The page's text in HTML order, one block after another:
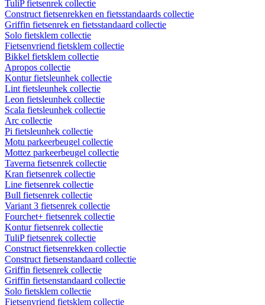
TuliP fietsenrek collectie
Construct fietsenrekken en fietsstandaards collectie
Griffin fietsenrek en fietsstandaard collectie
Solo fietsklem collectie
Fietsenvriend fietsklem collectie
Bikkel fietsklem collectie
Apropos collectie
Kontur fietsleunhek collectie
Lint fietsleunhek collectie
Leon fietsleunhek collectie
Scala fietsleunhek collectie
Arc collectie
Pi fietsleunhek collectie
Motu parkeerbeugel collectie
Mottez parkeerbeugel collectie
Taverna fietsenrek collectie
Kran fietsenrek collectie
Line fietsenrek collectie
Bull fietsenrek collectie
Variant 3 fietsenrek collectie
Fourchet+ fietsenrek collectie
Kontur fietsenrek collectie
TuliP fietsenrek collectie
Construct fietsenrekken collectie
Construct fietsenstandaard collectie
Griffin fietsenrek collectie
Griffin fietsenstandaard collectie
Solo fietsklem collectie
Fietsenvriend fietsklem collectie